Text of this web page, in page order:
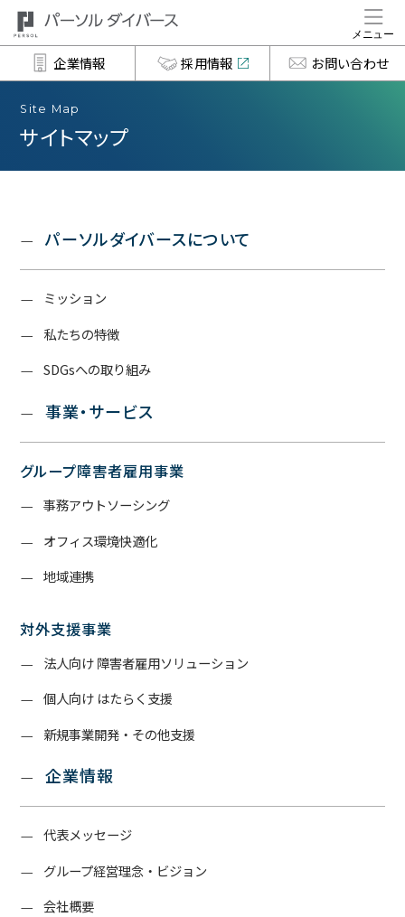
企業情報 採用情報 お問い合わせ
Site Map
サイトマップ
パーソルダイバースについて
ミッション
私たちの特徴
SDGsへの取り組み
事業・サービス
グループ障害者雇用事業
事務アウトソーシング
オフィス環境快適化
地域連携
対外支援事業
法人向け 障害者雇用ソリューション
個人向け はたらく支援
新規事業開発・その他支援
企業情報
代表メッセージ
グループ経営理念・ビジョン
会社概要